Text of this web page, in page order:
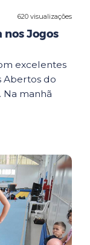
620 visualizações
nos Jogos
excelentes
Abertos do
Na manhã